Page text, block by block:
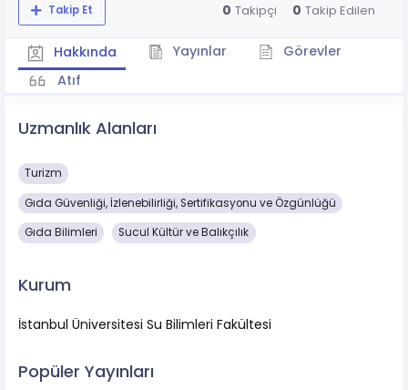
Takip Et 0 Takipçi 0 Takip Edilen
Hakkında Yayınlar
Görevler
Atıf
Uzmanlık Alanları
Turizm
Gıda Güvenliği, İzlenebilirliği, Sertifikasyonu ve Özgünlüğü
Gıda Bilimleri Sucul Kültür ve Balıkçılık
Kurum
İstanbul Üniversitesi Su Bilimleri Fakültesi
Popüler Yayınları